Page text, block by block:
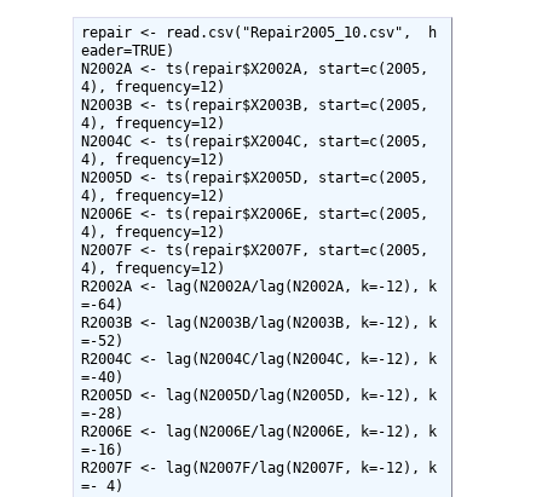
repair <- read.csv("Repair2005_10.csv",  h
eader=TRUE)
N2002A <- ts(repair$X2002A, start=c(2005,
4), frequency=12)
N2003B <- ts(repair$X2003B, start=c(2005,
4), frequency=12)
N2004C <- ts(repair$X2004C, start=c(2005,
4), frequency=12)
N2005D <- ts(repair$X2005D, start=c(2005,
4), frequency=12)
N2006E <- ts(repair$X2006E, start=c(2005,
4), frequency=12)
N2007F <- ts(repair$X2007F, start=c(2005,
4), frequency=12)
R2002A <- lag(N2002A/lag(N2002A, k=-12), k
=-64)
R2003B <- lag(N2003B/lag(N2003B, k=-12), k
=-52)
R2004C <- lag(N2004C/lag(N2004C, k=-12), k
=-40)
R2005D <- lag(N2005D/lag(N2005D, k=-12), k
=-28)
R2006E <- lag(N2006E/lag(N2006E, k=-12), k
=-16)
R2007F <- lag(N2007F/lag(N2007F, k=-12), k
=- 4)